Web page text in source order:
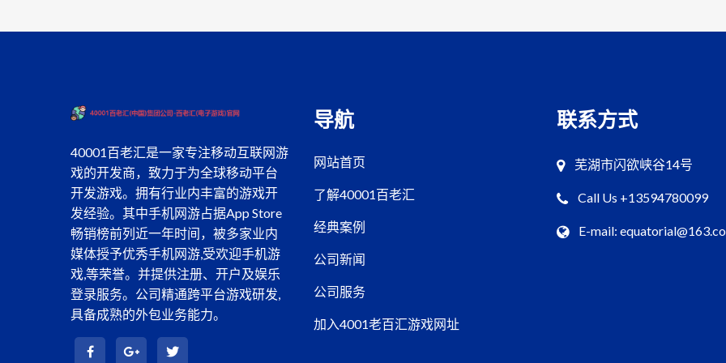
40001百老汇是一家专注移动互联网游
戏的开发商，致力于为全球移动平台
开发游戏。拥有行业内丰富的游戏开
发经验。其中手机网游占据App Store
畅销榜前列近一年时间，被多家业内
媒体授予优秀手机网游,受欢迎手机游
戏,等荣誉。并提供注册、开户及娱乐
登录服务。公司精通跨平台游戏研发,
具备成熟的外包业务能力。
导航
网站首页
了解40001百老汇
经典案例
公司新闻
公司服务
加入4001老百汇游戏网址
联系方式
芜湖市闪欲峡谷14号
Call Us +13594780099
E-mail: